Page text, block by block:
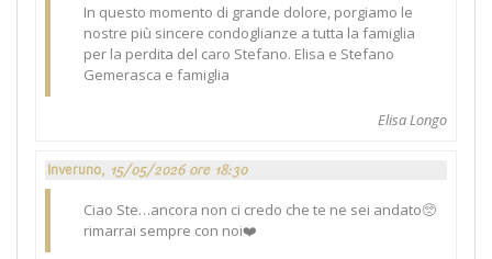
In questo momento di grande dolore, porgiamo le
nostre più sincere condoglianze a tutta la famiglia
per la perdita del caro Stefano. Elisa e Stefano
Gemerasca e famiglia
Elisa Longo
Inveruno, 15/05/2026 ore 18:30
Ciao Ste…ancora non ci credo che te ne sei andato🥺
rimarrai sempre con noi❤️